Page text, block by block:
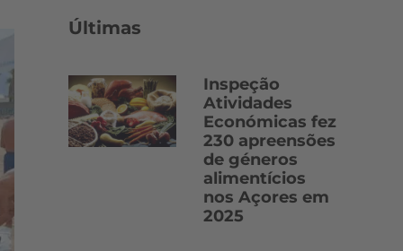
Últimas
Inspeção
Atividades
Económicas fez
230 apreensões
de géneros
alimentícios
nos Açores em
2025